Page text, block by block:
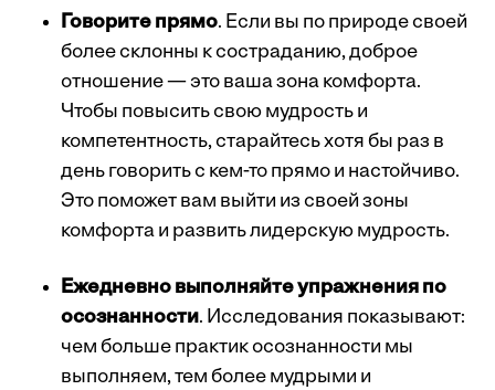
Говорите прямо. Если вы по природе своей
более склонны к состраданию, доброе
отношение — это ваша зона комфорта.
Чтобы повысить свою мудрость и
компетентность, старайтесь хотя бы раз в
день говорить с кем-то прямо и настойчиво.
Это поможет вам выйти из своей зоны
комфорта и развить лидерскую мудрость.
Ежедневно выполняйте упражнения по
осознанности. Исследования показывают:
чем больше практик осознанности мы
выполняем, тем более мудрыми и